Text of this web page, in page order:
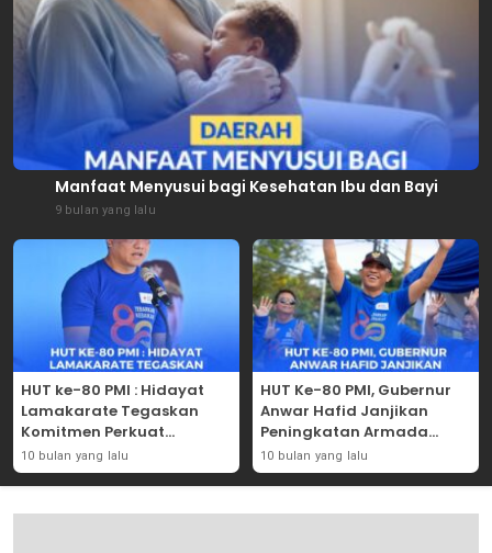
Manfaat Menyusui bagi Kesehatan Ibu dan Bayi
9 bulan yang lalu
HUT ke-80 PMI : Hidayat
Lamakarate Tegaskan
Komitmen Perkuat
Solidaritas Kemanusiaan
10 bulan yang lalu
HUT Ke-80 PMI, Gubernur
Anwar Hafid Janjikan
Peningkatan Armada
Mobil Donor Darah
10 bulan yang lalu